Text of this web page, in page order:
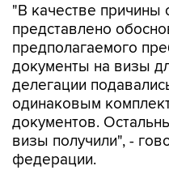
"В качестве причины
представлено
предполагаемого
документы на визы
делегации
одинаковым
документов.
визы получили", -
федерации.